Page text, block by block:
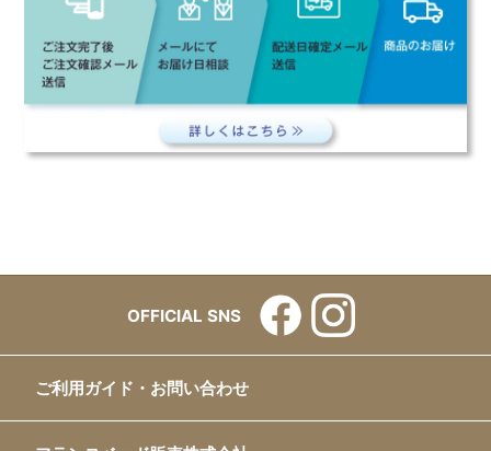
OFFICIAL SNS
ご利用ガイド・お問い合わせ